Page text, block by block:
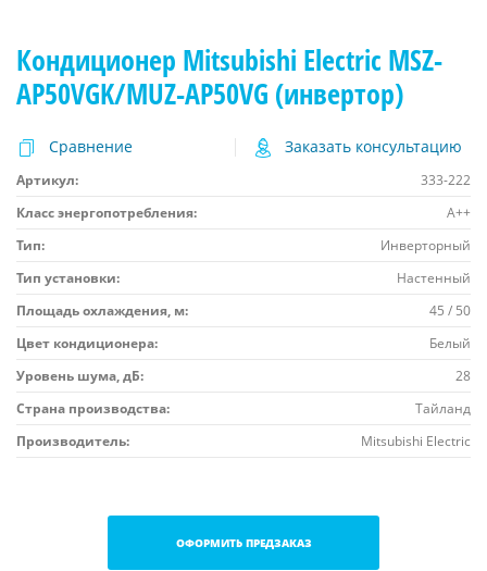
Кондиционер Mitsubishi Electric MSZ-
AP50VGK/MUZ-AP50VG (инвертор)
Сравнение Заказать консультацию
Артикул:
333-222
Класс энергопотребления:
A++
Тип:
Инверторный
Тип установки:
Настенный
Площадь охлаждения, м:
45 / 50
Цвет кондиционера:
Белый
Уровень шума, дБ:
28
Страна производства:
Тайланд
Производитель:
Mitsubishi Electric
ОФОРМИТЬ ПРЕДЗАКАЗ